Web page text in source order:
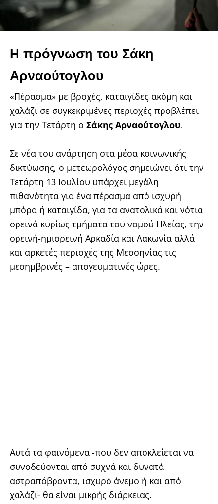
Η πρόγνωση του Σάκη
Αρναούτογλου
«Πέρασμα» με βροχές, καταιγίδες ακόμη και
χαλάζι σε συγκεκριμένες περιοχές προβλέπει
για την Τετάρτη ο Σάκης Αρναούτογλου.
Σε νέα του ανάρτηση στα μέσα κοινωνικής
δικτύωσης, ο μετεωρολόγος σημειώνει ότι την
Τετάρτη 13 Ιουλίου υπάρχει μεγάλη
πιθανότητα για ένα πέρασμα από ισχυρή
μπόρα ή καταιγίδα, για τα ανατολικά και νότια
ορεινά κυρίως τμήματα του νομού Ηλείας, την
ορεινή-ημιορεινή Αρκαδία και Λακωνία αλλά
και αρκετές περιοχές της Μεσσηνίας τις
μεσημβρινές – απογευματινές ώρες.
Αυτά τα φαινόμενα -που δεν αποκλείεται να
συνοδεύονται από συχνά και δυνατά
αστραπόβροντα, ισχυρό άνεμο ή και από
χαλάζι- θα είναι μικρής διάρκειας.